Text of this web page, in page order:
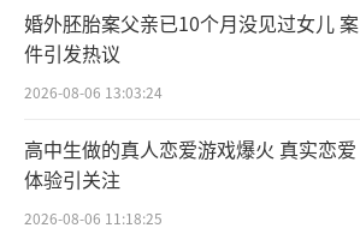
婚外胚胎案父亲已10个月没见过女儿 案
件引发热议
2026-08-06 13:03:24
高中生做的真人恋爱游戏爆火 真实恋爱
体验引关注
2026-08-06 11:18:25